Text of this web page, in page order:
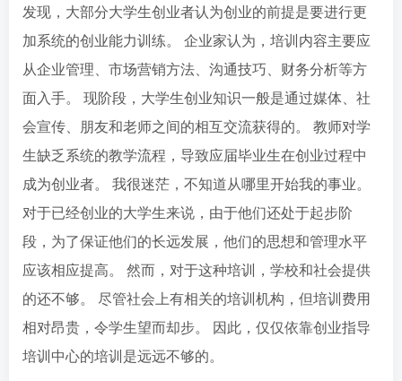
发现，大部分大学生创业者认为创业的前提是要进行更
加系统的创业能力训练。 企业家认为，培训内容主要应
从企业管理、市场营销方法、沟通技巧、财务分析等方
面入手。 现阶段，大学生创业知识一般是通过媒体、社
会宣传、朋友和老师之间的相互交流获得的。 教师对学
生缺乏系统的教学流程，导致应届毕业生在创业过程中
成为创业者。 我很迷茫，不知道从哪里开始我的事业。
对于已经创业的大学生来说，由于他们还处于起步阶
段，为了保证他们的长远发展，他们的思想和管理水平
应该相应提高。 然而，对于这种培训，学校和社会提供
的还不够。 尽管社会上有相关的培训机构，但培训费用
相对昂贵，令学生望而却步。 因此，仅仅依靠创业指导
培训中心的培训是远远不够的。